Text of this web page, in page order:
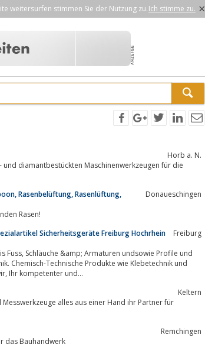
weitersurfen stimmen Sie der Nutzung zu.Ich stimme zu. ×
Horb a. N.
diamantbestückten Maschinenwerkzeugen für die
Rasenbelüftung, Rasenlüftung,
Donaueschingen
Rasen!
Sicherheitsgeräte Freiburg Hochrhein
Freiburg
Profile und
Chemisch-Technische Produkte wie Klebetechnik und
Wartungsprodukte, Kunststoffhalbzeuge oder Industriebedarf, wir, Ihr kompetenter und...
Keltern
Remchingen
das Bauhandwerk